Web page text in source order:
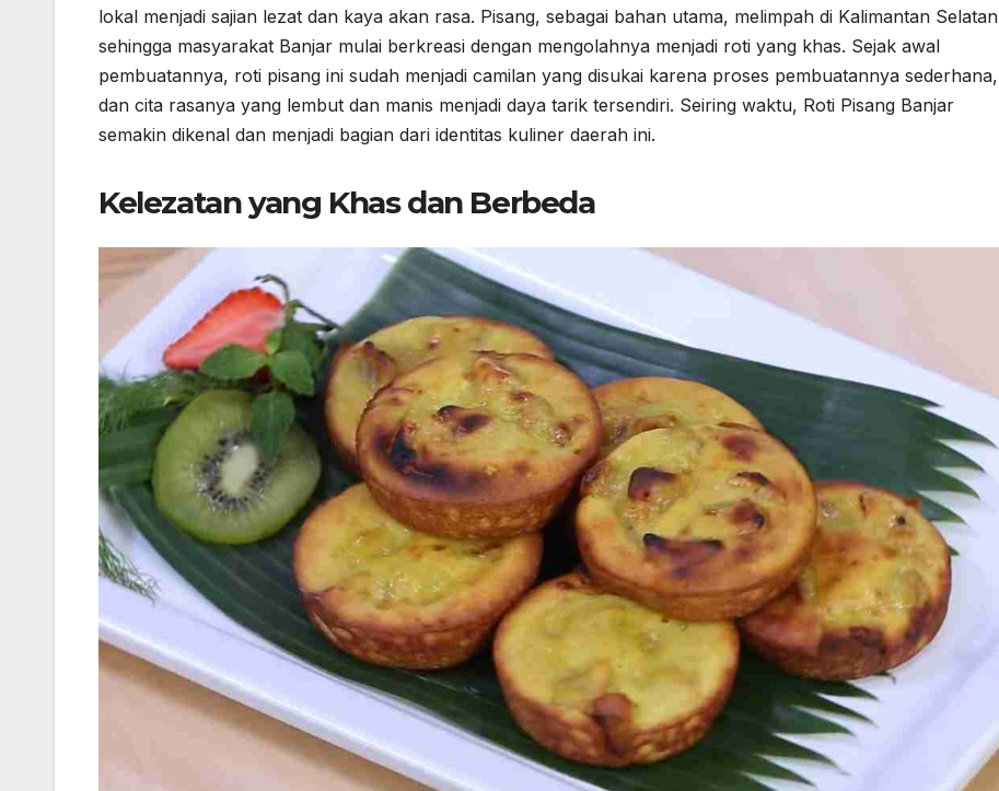
lokal menjadi sajian lezat dan kaya akan rasa. Pisang, sebagai bahan utama, melimpah di Kalimantan Selatan
sehingga masyarakat Banjar mulai berkreasi dengan mengolahnya menjadi roti yang khas. Sejak awal
pembuatannya, roti pisang ini sudah menjadi camilan yang disukai karena proses pembuatannya sederhana,
dan cita rasanya yang lembut dan manis menjadi daya tarik tersendiri. Seiring waktu, Roti Pisang Banjar
semakin dikenal dan menjadi bagian dari identitas kuliner daerah ini.
Kelezatan yang Khas dan Berbeda